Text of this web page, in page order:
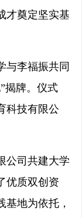
才奠定坚实基
与李福振共同
揭牌。仪式
科技有限公
公司共建大学
优质双创资
基地为依托，